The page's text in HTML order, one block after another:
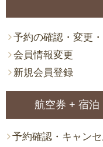
予約の確認・変更
会員情報変更
新規会員登録
航空券 + 宿泊
予約確認・キャン